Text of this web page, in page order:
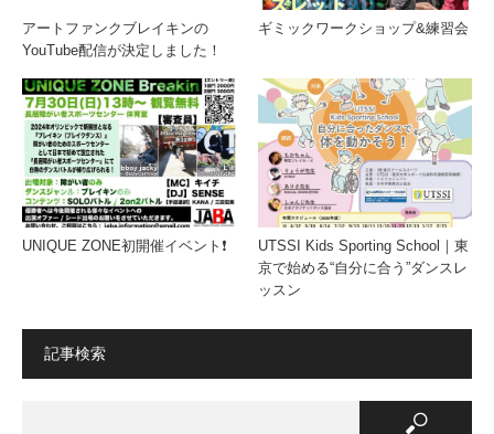
アートファンクブレイキンの
YouTube配信が決定しました！
ギミックワークショップ&練習会
UNIQUE ZONE初開催イベント❗️
UTSSI Kids Sporting School｜東
京で始める“自分に合う”ダンスレ
ッスン
記事検索